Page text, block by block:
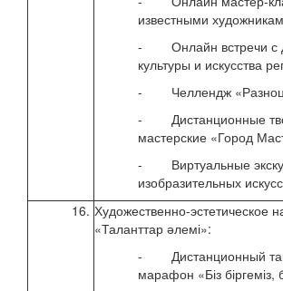
известными
- Онлайн встречи с
культуры и искусства
- Челлендж
- Дистанционные
мастерские «Город
- Виртуальные
изобразительных
16. Художественно-эстетическое
«Таланттар әлемі»:
- Дистанционный
марафон «Біз біргеміз,